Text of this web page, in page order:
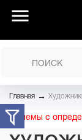
Главная →
Проблемы с